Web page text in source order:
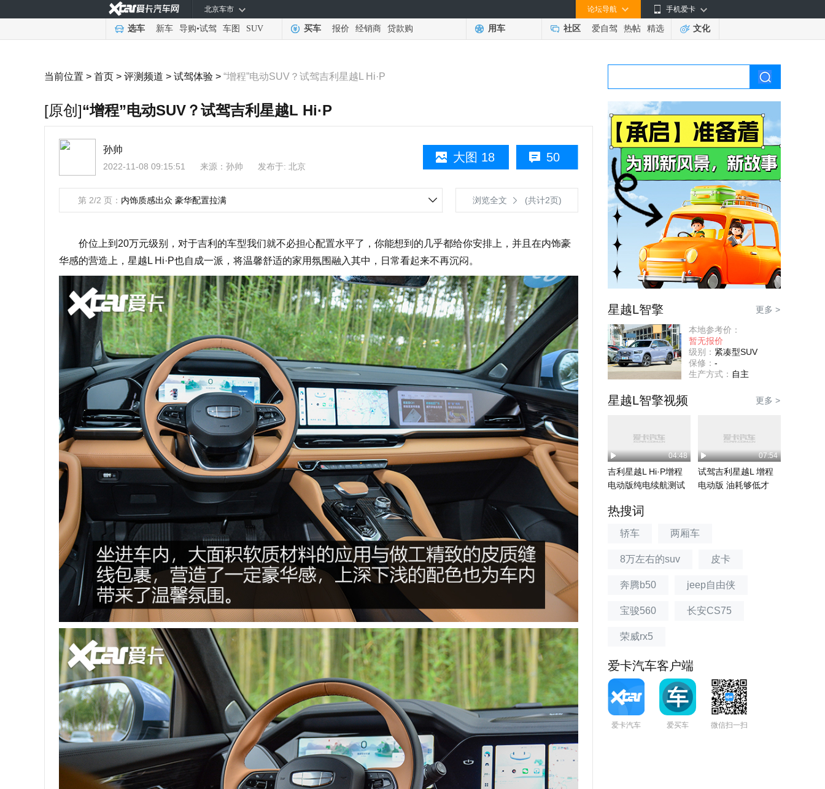
手机爱卡
论坛导航
北京车市
选车 新车 导购•试驾 车图 SUV 买车 报价 经销商 贷款购 用车 社区 爱自驾 热帖 精选 文化
当前位置 > 首页 > 评测频道 > 试驾体验 > “增程”电动SUV？试驾吉利星越L Hi·P
[原创]“增程”电动SUV？试驾吉利星越L Hi·P
50
大图 18
孙帅
2022-11-08 09:15:51 来源： 孙帅 发布于: 北京
第 2/2 页： 内饰质感出众 豪华配置拉满 浏览全文 (共计2页)
价位上到20万元级别，对于吉利的车型我们就不必担心配置水平了，你能想到的几乎都给你安排上，并且在内饰豪
华感的营造上，星越L Hi·P也自成一派，将温馨舒适的家用氛围融入其中，日常看起来不再沉闷。
星越L智擎 更多 >
本地参考价：
暂无报价
级别： 紧凑型SUV
保修： -
生产方式： 自主
星越L智擎视频 更多 >
04:48
吉利星越L Hi·P增程
电动版纯电续航测试
07:54
试驾吉利星越L 增程
电动版 油耗够低才
热搜词
轿车 两厢车
8万左右的suv 皮卡
奔腾b50 jeep自由侠
宝骏560 长安CS75
荣威rx5
爱卡汽车客户端
爱卡汽车 爱买车 微信扫一扫